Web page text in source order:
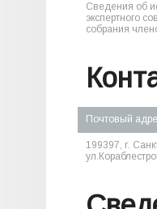
Сведения об
экспертного
собрания
Почтовый
199397, г.